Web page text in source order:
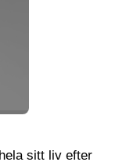
sitt liv efter